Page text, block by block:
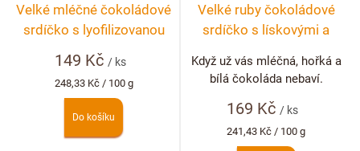
Velké mléčné čokoládové
srdíčko s lyofilizovanou
jahodou a malinou
149 Kč / ks
Měrná
cena:
248,33 Kč / 100 g
Do košíku
Velké ruby čokoládové
srdíčko s lískovými a
169 Kč/ ks
Měrná
cena:
241,43 Kč / 100 g
Když už vás mléčná, hořká a
bílá čokoláda nebaví.